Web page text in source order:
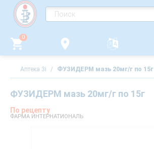
0
Аптека 3i / ФУЗИДЕРМ мазь 20мг/г по 15г
ФУЗИДЕРМ мазь 20мг/г по 15г
По рецепту
ФАРМА ИНТЕРНАТИОНАЛЬ